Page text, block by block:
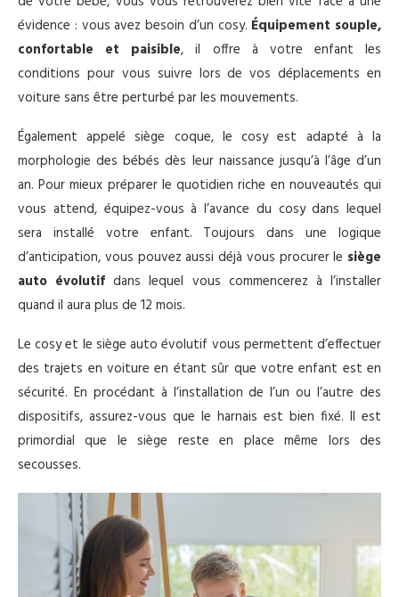
évidence : vous avez besoin d’un cosy. Équipement souple,
confortable et paisible, il offre à votre enfant les
conditions pour vous suivre lors de vos déplacements en
voiture sans être perturbé par les mouvements.
Également appelé siège coque, le cosy est adapté à la
morphologie des bébés dès leur naissance jusqu’à l’âge d’un
an. Pour mieux préparer le quotidien riche en nouveautés qui
vous attend, équipez-vous à l’avance du cosy dans lequel
sera installé votre enfant. Toujours dans une logique
d’anticipation, vous pouvez aussi déjà vous procurer le siège
auto évolutif dans lequel vous commencerez à l’installer
quand il aura plus de 12 mois.
Le cosy et le siège auto évolutif vous permettent d’effectuer
des trajets en voiture en étant sûr que votre enfant est en
sécurité. En procédant à l’installation de l’un ou l’autre des
dispositifs, assurez-vous que le harnais est bien fixé. Il est
primordial que le siège reste en place même lors des
secousses.